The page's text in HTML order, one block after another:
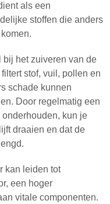
als een
stoffen die anders
bij het zuiveren van de
stof, vuil, pollen en
schade kunnen
Door regelmatig een
kun je
draaien en dat de
kan leiden tot
een hoger
vitale componenten.